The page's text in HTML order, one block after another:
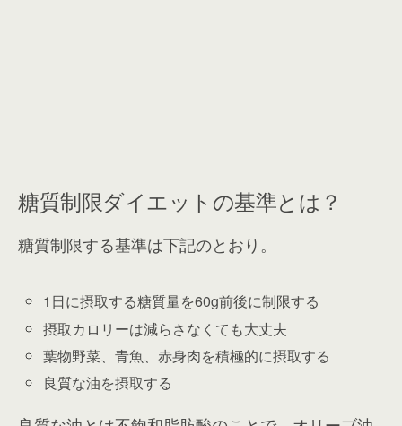
糖質制限ダイエットの基準とは？
糖質制限する基準は下記のとおり。
1日に摂取する糖質量を60g前後に制限する
摂取カロリーは減らさなくても大丈夫
葉物野菜、青魚、赤身肉を積極的に摂取する
良質な油を摂取する